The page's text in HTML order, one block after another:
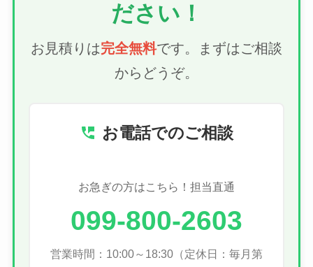
ださい！
お見積りは完全無料です。まずはご相談
からどうぞ。
お電話でのご相談
お急ぎの方はこちら！担当直通
099-800-2603
営業時間：10:00～18:30（定休日：毎月第